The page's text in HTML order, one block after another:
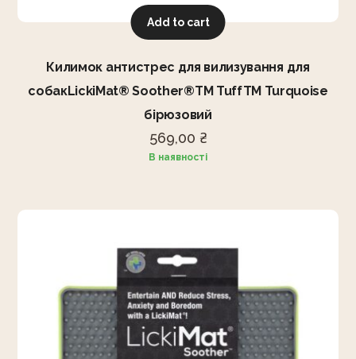
Add to cart
Килимок антистрес для вилизування для
собакLickiMat® Soother®TM TuffTM Turquoise
бірюзовий
569,00 ₴
В наявності